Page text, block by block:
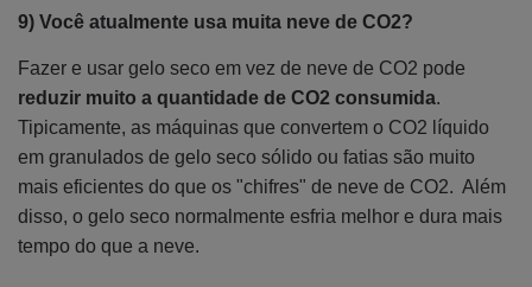
9) Você atualmente usa muita neve de CO2?
Fazer e usar gelo seco em vez de neve de CO2 pode
reduzir muito a quantidade de CO2 consumida.
Tipicamente, as máquinas que convertem o CO2 líquido
em granulados de gelo seco sólido ou fatias são muito
mais eficientes do que os "chifres" de neve de CO2. Além
disso, o gelo seco normalmente esfria melhor e dura mais
tempo do que a neve.